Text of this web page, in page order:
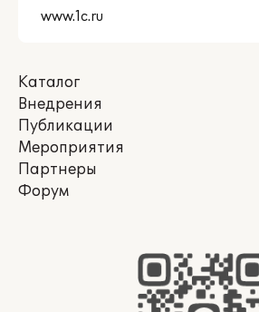
Каталог
Внедрения
Публикации
Мероприятия
Партнеры
Форум